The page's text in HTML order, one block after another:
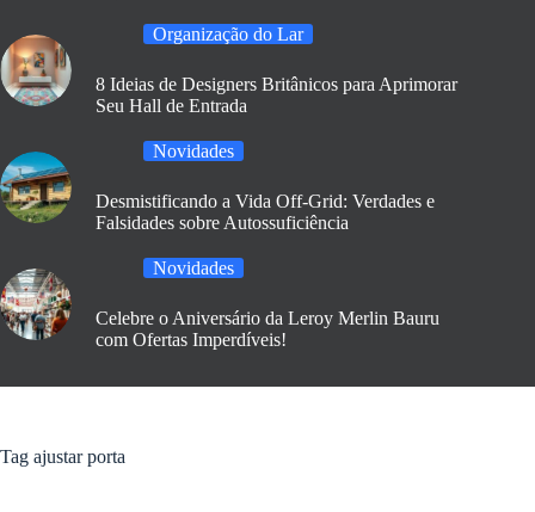
Organização do Lar
8 Ideias de Designers Britânicos para Aprimorar
Seu Hall de Entrada
Novidades
Desmistificando a Vida Off-Grid: Verdades e
Falsidades sobre Autossuficiência
Novidades
Celebre o Aniversário da Leroy Merlin Bauru
com Ofertas Imperdíveis!
Tag ajustar porta